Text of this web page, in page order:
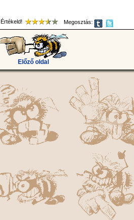
Értékeld! Megosztás:
Előző oldal